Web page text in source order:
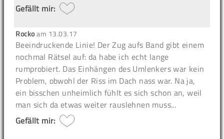
Gefällt mir:
Rockoam 13.03.17
Beeindruckende Linie! Der Zug aufs Band gibt einem
nochmal Rätsel auf: da habe ich echt lange
rumprobiert. Das Einhängen des Umlenkers war kein
Problem, obwohl der Riss im Dach nass war. Na ja,
ein bisschen unheimlich fühlt es sich schon an, weil
man sich da etwas weiter rauslehnen muss...
Gefällt mir: